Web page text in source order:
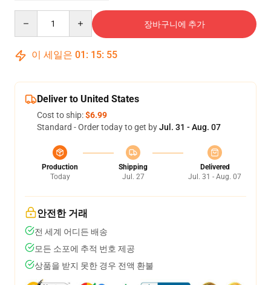
장바구니에 추가
이 세일은 01 : 15: 54
Deliver to United States
Cost to ship:$6.99
Standard - Order today to get byJul. 31 - Aug. 07
Production
Today
Shipping
Jul. 27
Delivered
Jul. 31 - Aug. 07
안전한 거래
전 세계 어디든 배송
모든 소포에 추적 번호 제공
상품을 받지 못한 경우 전액 환불